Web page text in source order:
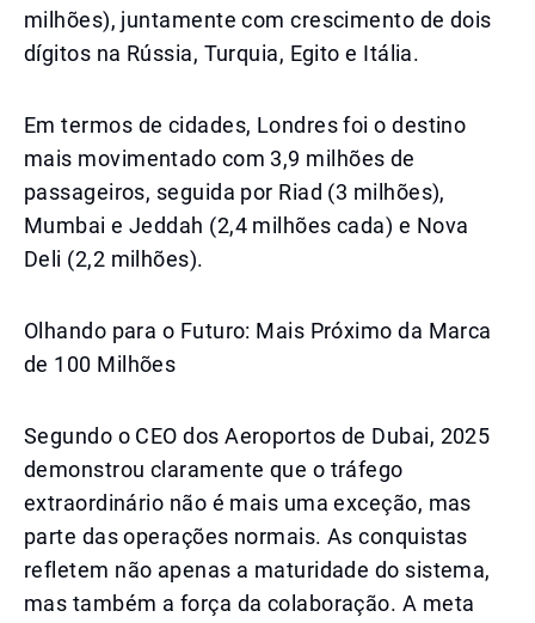
milhões), juntamente com crescimento de dois
dígitos na Rússia, Turquia, Egito e Itália.
Em termos de cidades, Londres foi o destino
mais movimentado com 3,9 milhões de
passageiros, seguida por Riad (3 milhões),
Mumbai e Jeddah (2,4 milhões cada) e Nova
Deli (2,2 milhões).
Olhando para o Futuro: Mais Próximo da Marca
de 100 Milhões
Segundo o CEO dos Aeroportos de Dubai, 2025
demonstrou claramente que o tráfego
extraordinário não é mais uma exceção, mas
parte das operações normais. As conquistas
refletem não apenas a maturidade do sistema,
mas também a força da colaboração. A meta